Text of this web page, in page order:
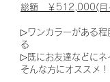
総額 ￥512,000(月
▷ワンカラーがある程
る
▷既にお友達などにネ
そんな方にオススメ！